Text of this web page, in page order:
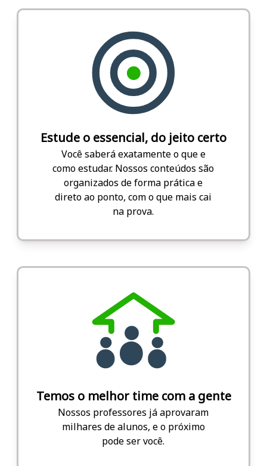
Estude o essencial, do jeito certo
Você saberá exatamente o que e
como estudar. Nossos conteúdos são
organizados de forma prática e
direto ao ponto, com o que mais cai
na prova.
Temos o melhor time com a gente
Nossos professores já aprovaram
milhares de alunos, e o próximo
pode ser você.